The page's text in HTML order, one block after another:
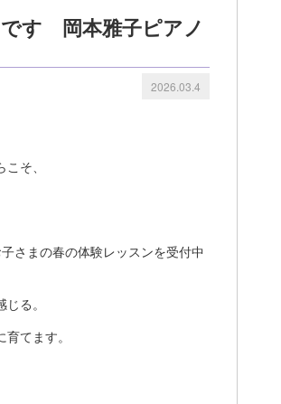
す
岡本雅子ピアノ
2026.03.4
そ、
さまの春の体験レッスンを受付中
る。
てます。